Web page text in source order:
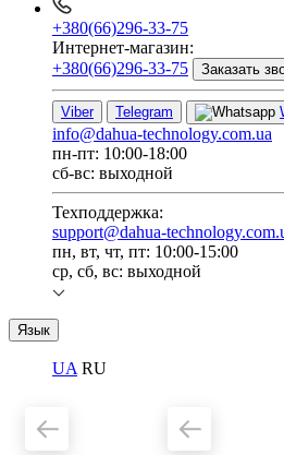
+380(66)296-33-75
Интернет-магазин:
+380(66)296-33-75
Заказать
Viber Telegram
info@dahua-technology.com.ua
пн-пт: 10:00-18:00
сб-вс: выходной
Техподдержка:
support@dahua-
пн, вт, чт, пт: 10:00-15:00
ср, сб, вс: выходной
Язык
UA RU